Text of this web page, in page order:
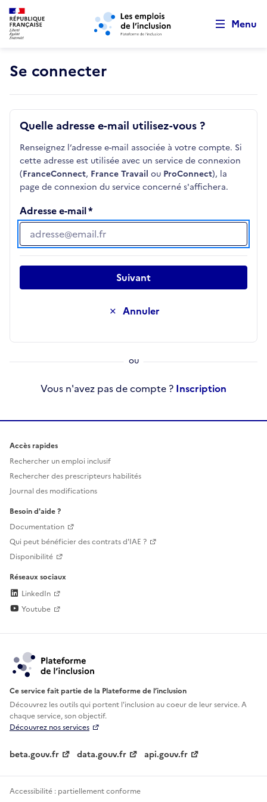
Aller au menu principal Aller au contenu principal
Menu
Se connecter
Quelle adresse e-mail utilisez-vous ?
Renseignez l’adresse e-mail associée à votre compte. Si
cette adresse est utilisée avec un service de connexion
(FranceConnect, France Travail ou ProConnect), la
page de connexion du service concerné s'affichera.
Adresse e-mail
Adresse e-mail
Annuler
Suivant
Vous n'avez pas de compte ? Inscription
Accès rapides
Rechercher un emploi inclusif
Rechercher des prescripteurs habilités
Journal des modifications
Besoin d'aide ?
Documentation
Qui peut bénéficier des contrats d'IAE ?
Disponibilité
Réseaux sociaux
LinkedIn
Youtube
Ce service fait partie de la Plateforme de l’inclusion
Découvrez les outils qui portent l'inclusion aucoeur de leur service. A
chaque service, son objectif.
Découvrez nos services
beta.gouv.fr data.gouv.fr api.gouv.fr
Accessibilité : partiellement conforme
Retour au début de la page
Panneau de gestion des cookies